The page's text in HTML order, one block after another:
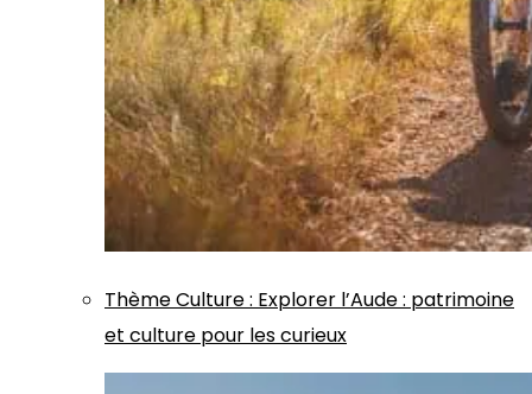
ThèmeCulture: Explorer l’Aude : patrimoine
et culture pour les curieux